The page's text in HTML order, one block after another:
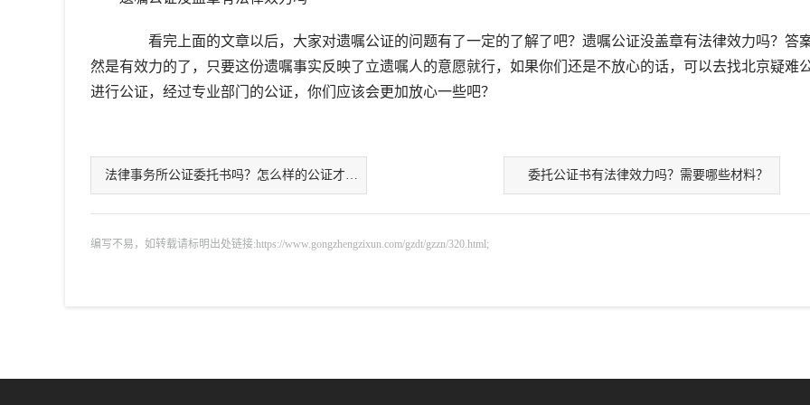
看完上面的文章以后，大家对遗嘱公证的问题有了一定的了解了吧？遗嘱公证没盖章有法律效力吗？答
然是有效力的了，只要这份遗嘱事实反映了立遗嘱人的意愿就行，如果你们还是不放心的话，可以去找北京疑难
进行公证，经过专业部门的公证，你们应该会更加放心一些吧？
法律事务所公证委托书吗？怎么样的公证才有法 委托公证书有法律效力吗？需要哪些材料？
编写不易，如转载请标明出处链接:https://www.gongzhengzixun.com/gzdt/gzzn/320.html;